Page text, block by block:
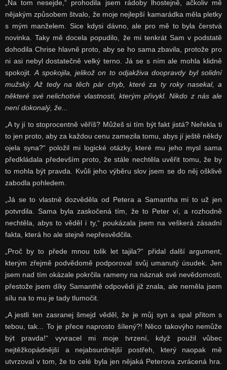
„Na tom nesejde,“ prohodila jsem rádoby lhostejně, ačkoliv mě
nějakým způsobem štvalo, že moje nejlepší kamarádka měla pletky
s mým manželem. Sice kdysi dávno, ale pro mě to byla čerstvá
novinka. Taky mě docela popudilo, že mi tenkrát Sam v podstatě
dohodila Chrise hlavně proto, aby se ho sama zbavila, protože pro
ni asi nebyl dostatečně velký terno. Já se s ním ale mohla klidně
spokojit.A spokojila, jelikož on to odjakživa doopravdy byl solidní
mužský. Až tedy na těch pár chyb, které za ty roky nasekal, a
některé své nelichotivé vlastnosti, kterým přivykl. Nikdo z nás ale
není dokonalý, že...
„A ty jí to stoprocentně věříš? Můžeš si tím být fakt jistá? Neřekla ti
to jen proto, aby za každou cenu zamezila tomu, abys jí ještě někdy
ojela syna?“ položil mi logické otázky, které mu jeho mysl sama
předkládala především proto, že stále nechtěla uvěřit tomu, že by
to mohla být pravda. Kvůli jeho výběru slov jsem se do něj ošklivě
zabodla pohledem.
„Já se to vlastně dozvěděla od Petera a Samantha mi to už jen
potvrdila. Sama byla zaskočená tím, že to Peter ví, a rozhodně
nechtěla, abys to věděl i ty,“ poukázala jsem na veškerá zásadní
fakta, která ho ale stejně nepřesvědčila.
„Proč by to přede mnou tolik let tajila?“ přidal další argument,
kterým zřejmě podvědomě podporoval svůj umanutý úsudek. Jen
jsem nad tím okázale pokrčila rameny na náznak své nevědomosti,
přestože jsem díky Samanthě odpovědi již znala, ale neměla jsem
sílu na to mu je tady tlumočit.
„A jestli ten zasranej šmejd věděl, že je můj syn a spal přitom s
tebou, tak... To je přece naprosto šílený?! Něco takovýho nemůže
být pravda!“ vyvracel mi moje tvrzení, když použil vůbec
nejtěžkopádnější a nejabsurdnější postřeh, který naopak mě
utvrzoval v tom, že to celé byla jen nějaká Peterova zvrácená hra.